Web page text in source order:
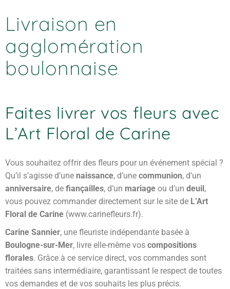
Livraison en
agglomération
boulonnaise
Faites livrer vos fleurs avec
L’Art Floral de Carine
Vous souhaitez offrir des fleurs pour un événement spécial ?
Qu’il s’agisse d’une naissance, d’une communion, d’un
anniversaire, de fiançailles, d’un mariage ou d’un deuil,
vous pouvez commander directement sur le site de L’Art
Floral de Carine (www.carinefleurs.fr).
Carine Sannier, une fleuriste indépendante basée à
Boulogne-sur-Mer, livre elle-même vos compositions
florales. Grâce à ce service direct, vos commandes sont
traitées sans intermédiaire, garantissant le respect de toutes
vos demandes et de vos souhaits les plus précis.